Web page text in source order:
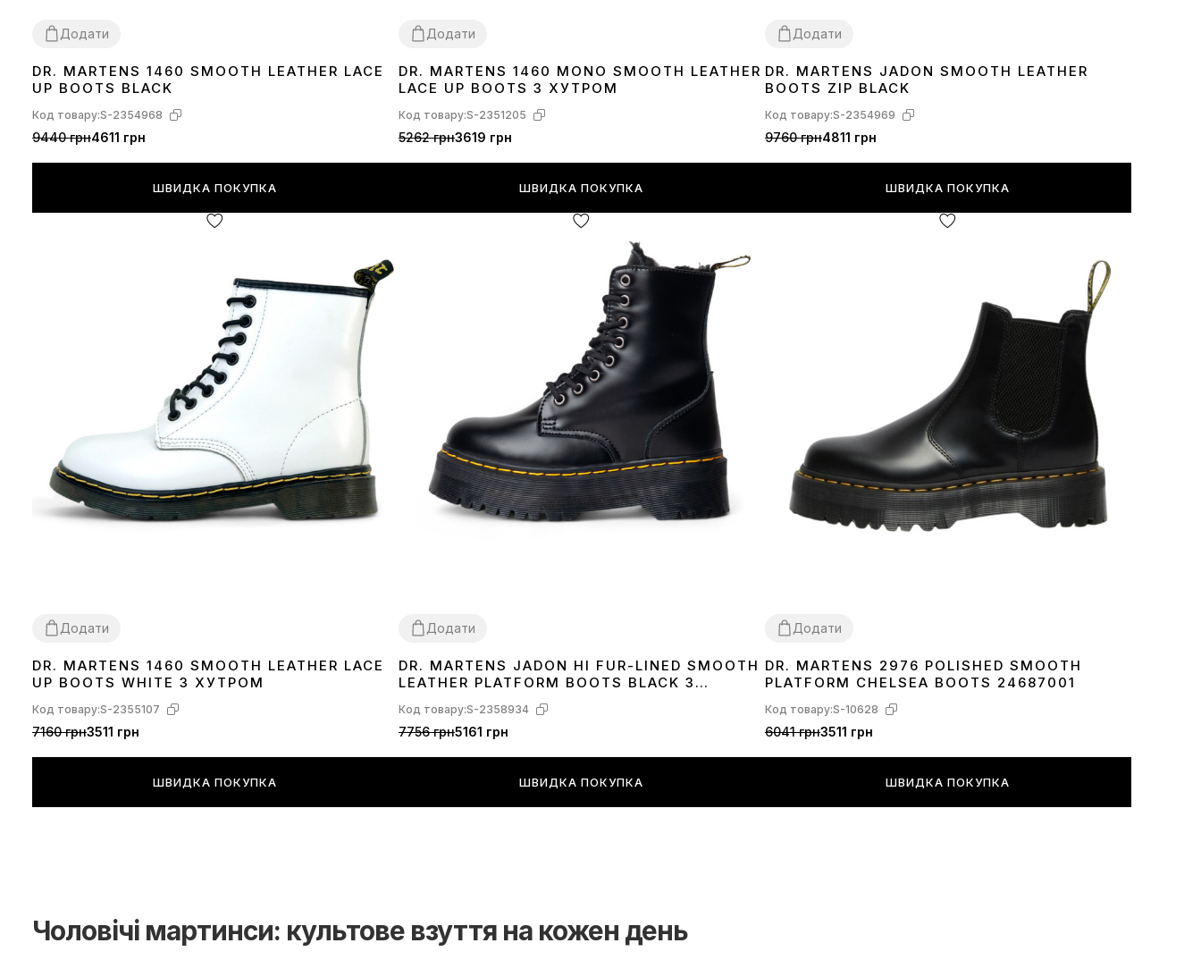
Додати
36 373839 404142 43 444546
DR. MARTENS 1460 SMOOTH LEATHER LACE
UP BOOTS BLACK
Код товару:S-2354968
9440 грн4611 грн
ШВИДКА ПОКУПКА
Додати
36 394041
DR. MARTENS 1460 MONO SMOOTH LEATHER
LACE UP BOOTS З ХУТРОМ
Код товару:S-2351205
5262 грн3619 грн
ШВИДКА ПОКУПКА
Додати
37 38404142
DR. MARTENS JADON SMOOTH LEATHER
BOOTS ZIP BLACK
Код товару:S-2354969
9760 грн4811 грн
ШВИДКА ПОКУПКА
Додати
40
DR. MARTENS 1460 SMOOTH LEATHER LACE
UP BOOTS WHITE З ХУТРОМ
Код товару:S-2355107
7160 грн3511 грн
ШВИДКА ПОКУПКА
Додати
36 373839 404142
DR. MARTENS JADON HI FUR-LINED SMOOTH
LEATHER PLATFORM BOOTS BLACK З
Код товару:S-2358934
7756 грн5161 грн
ШВИДКА ПОКУПКА
Додати
40
DR. MARTENS 2976 POLISHED SMOOTH
PLATFORM CHELSEA BOOTS 24687001
Код товару:S-10628
6041 грн3511 грн
ШВИДКА ПОКУПКА
Чоловічі мартинси: культове взуття на кожен день